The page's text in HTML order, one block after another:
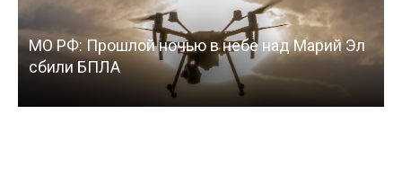
МО РФ: Прошлой ночью в небе над Марий Эл
сбили БПЛА